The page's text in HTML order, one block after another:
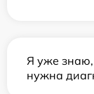
Я уже знаю,
нужна